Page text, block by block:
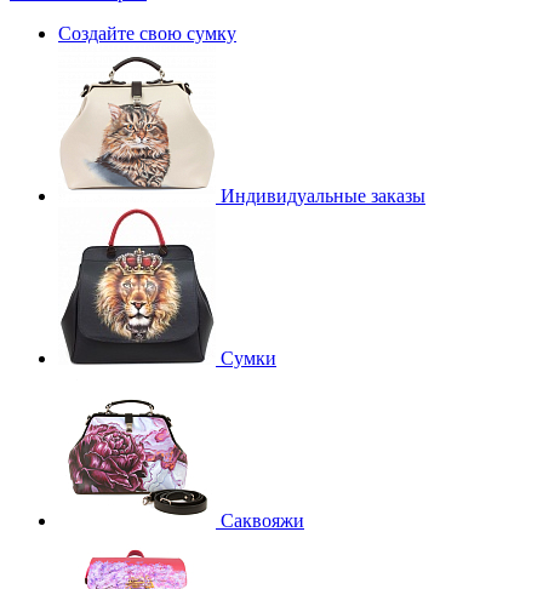
Создайте свою сумку
Индивидуальные заказы
Сумки
Саквояжи